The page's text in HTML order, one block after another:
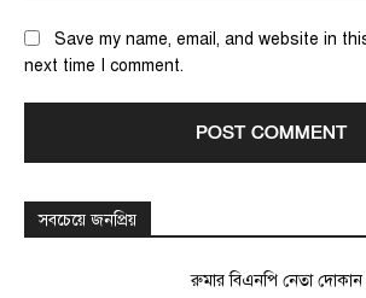
Save my name, email, and website in
next time I comment.
সবচেয়ে জনপ্রিয়
রুমার বিএনপি নেতা